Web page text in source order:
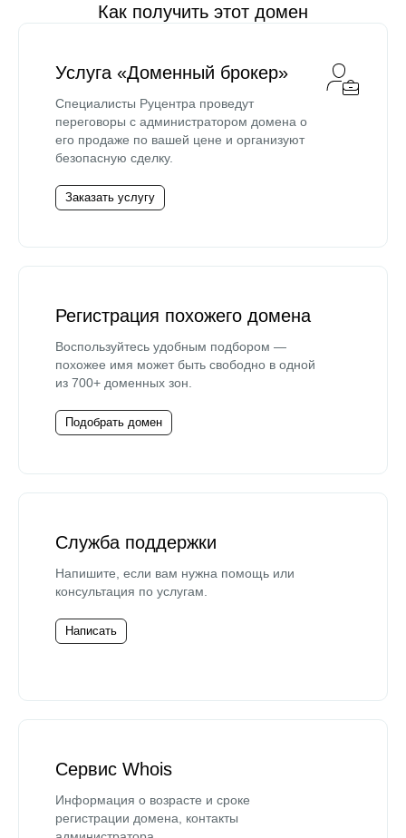
Как получить этот домен
Услуга «Доменный брокер»
Специалисты Руцентра проведут
переговоры с администратором домена о
его продаже по вашей цене и организуют
безопасную сделку.
Заказать услугу
Регистрация похожего домена
Воспользуйтесь удобным подбором —
похожее имя может быть свободно в одной
из 700+ доменных зон.
Подобрать домен
Служба поддержки
Напишите, если вам нужна помощь или
консультация по услугам.
Написать
Сервис Whois
Информация о возрасте и сроке
регистрации домена, контакты